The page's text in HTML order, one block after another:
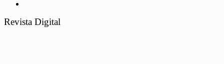
Revista Digital